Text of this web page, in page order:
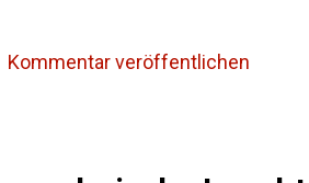
Kommentar veröffentlichen